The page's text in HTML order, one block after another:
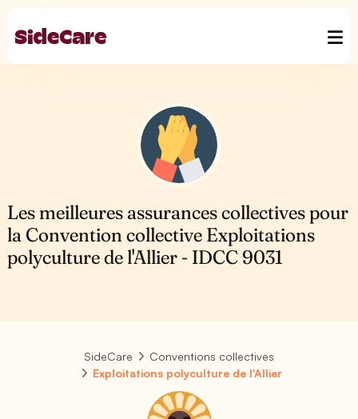
Les meilleures assurances collectives pour
la Convention collective Exploitations
polyculture de l'Allier - IDCC 9031
SideCare
Conventions collectives
Exploitations polyculture de l'Allier